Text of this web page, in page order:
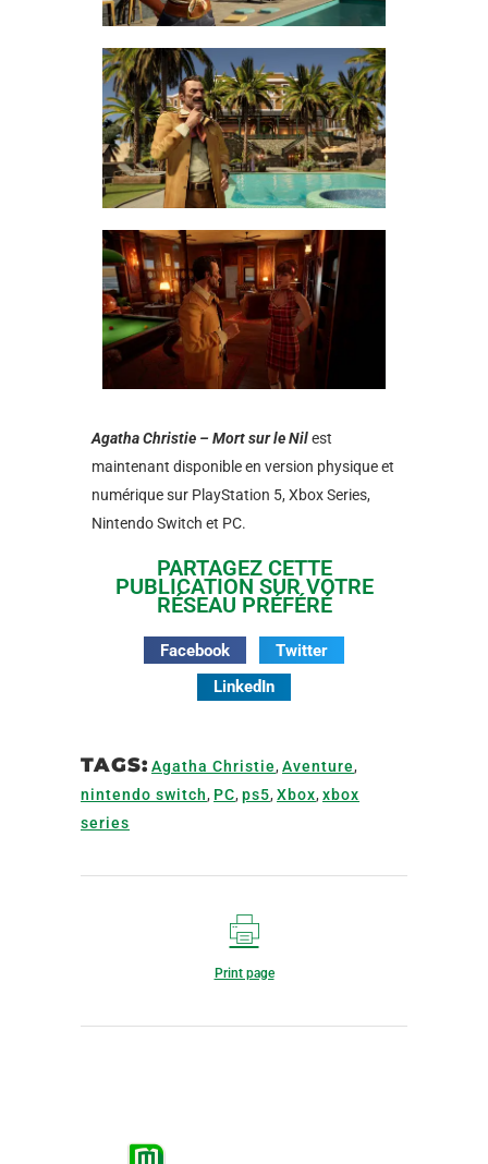
Agatha Christie – Mort sur le Nilest
maintenant disponible en version physique et
numérique sur PlayStation 5, Xbox Series,
Nintendo Switch et PC.
PARTAGEZ CETTE
PUBLICATION SUR VOTRE
RÉSEAU PRÉFÉRÉ
Facebook
Twitter
LinkedIn
TAGS: Agatha Christie, Aventure,
nintendo switch, PC, ps5, Xbox, xbox
series
Print page